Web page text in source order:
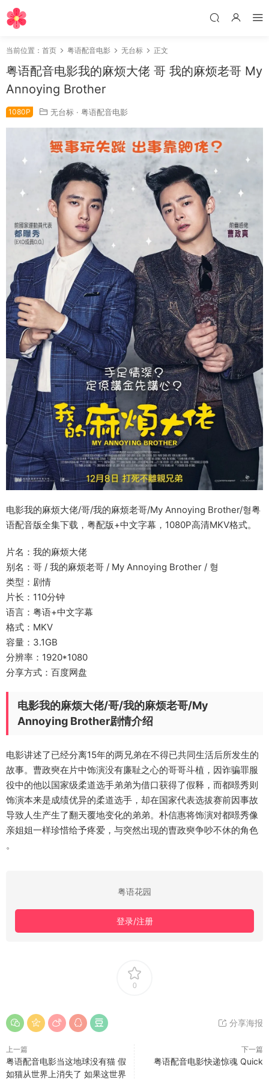
当前位置： 首页 粤语配音电影 无台标 正文
粤语配音电影我的麻烦大佬 哥 我的麻烦老哥 My
Annoying Brother
1080P 无台标 · 粤语配音电影
电影我的麻烦大佬/哥/我的麻烦老哥/My Annoying Brother/형粤
语配音版全集下载，粤配版+中文字幕，1080P高清MKV格式。
片名：我的麻烦大佬
别名：哥 / 我的麻烦老哥 / My Annoying Brother / 형
类型：剧情
片长：110分钟
语言：粤语+中文字幕
格式：MKV
容量：3.1GB
分辨率：1920*1080
分享方式：百度网盘
电影我的麻烦大佬/哥/我的麻烦老哥/My
Annoying Brother剧情介绍
电影讲述了已经分离15年的两兄弟在不得已共同生活后所发生的
故事。曹政奭在片中饰演没有廉耻之心的哥哥斗植，因诈骗罪服
役中的他以国家级柔道选手弟弟为借口获得了假释，而都暻秀则
饰演本来是成绩优异的柔道选手，却在国家代表选拔赛前因事故
导致人生产生了翻天覆地变化的弟弟。朴信惠将饰演对都暻秀像
亲姐姐一样珍惜给予疼爱，与突然出现的曺政奭争吵不休的角色
。
粤语花园
登录/注册
0
分享海报
上一篇
粤语配音电影当这地球没有猫 假
如猫从世界上消失了 如果这世界
下一篇
粤语配音电影快递惊魂 Quick